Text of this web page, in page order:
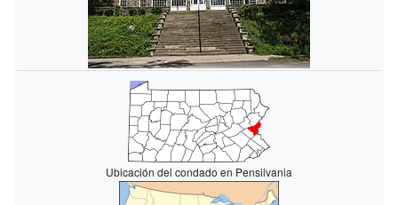
Ubicación del condado en Pensilvania